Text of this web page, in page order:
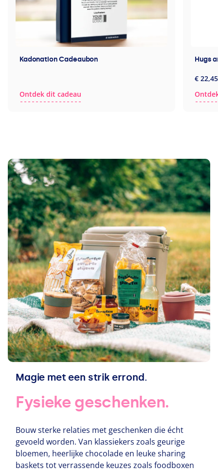
Kadonation Cadeaubon
Ontdek dit cadeau
Hugs
€ 22,45
Magie met een strik errond.
Fysieke geschenken.
Bouw sterke relaties met geschenken die écht
gevoeld worden. Van klassiekers zoals geurige
bloemen, heerlijke chocolade en leuke sharing
baskets tot verrassende keuzes zoals foodboxen